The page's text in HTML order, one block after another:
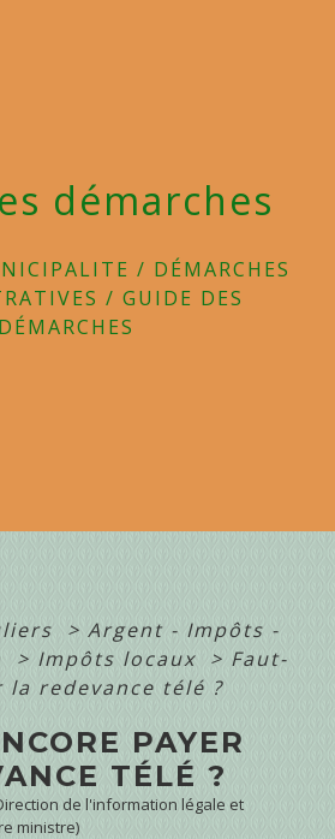
démarches
/ DÉMARCHES
/ GUIDE DES
DÉMARCHES
> Argent - Impôts -
> Impôts locaux > Faut-
redevance télé ?
PAYER
TÉLÉ ?
de l'information légale et
ministre)